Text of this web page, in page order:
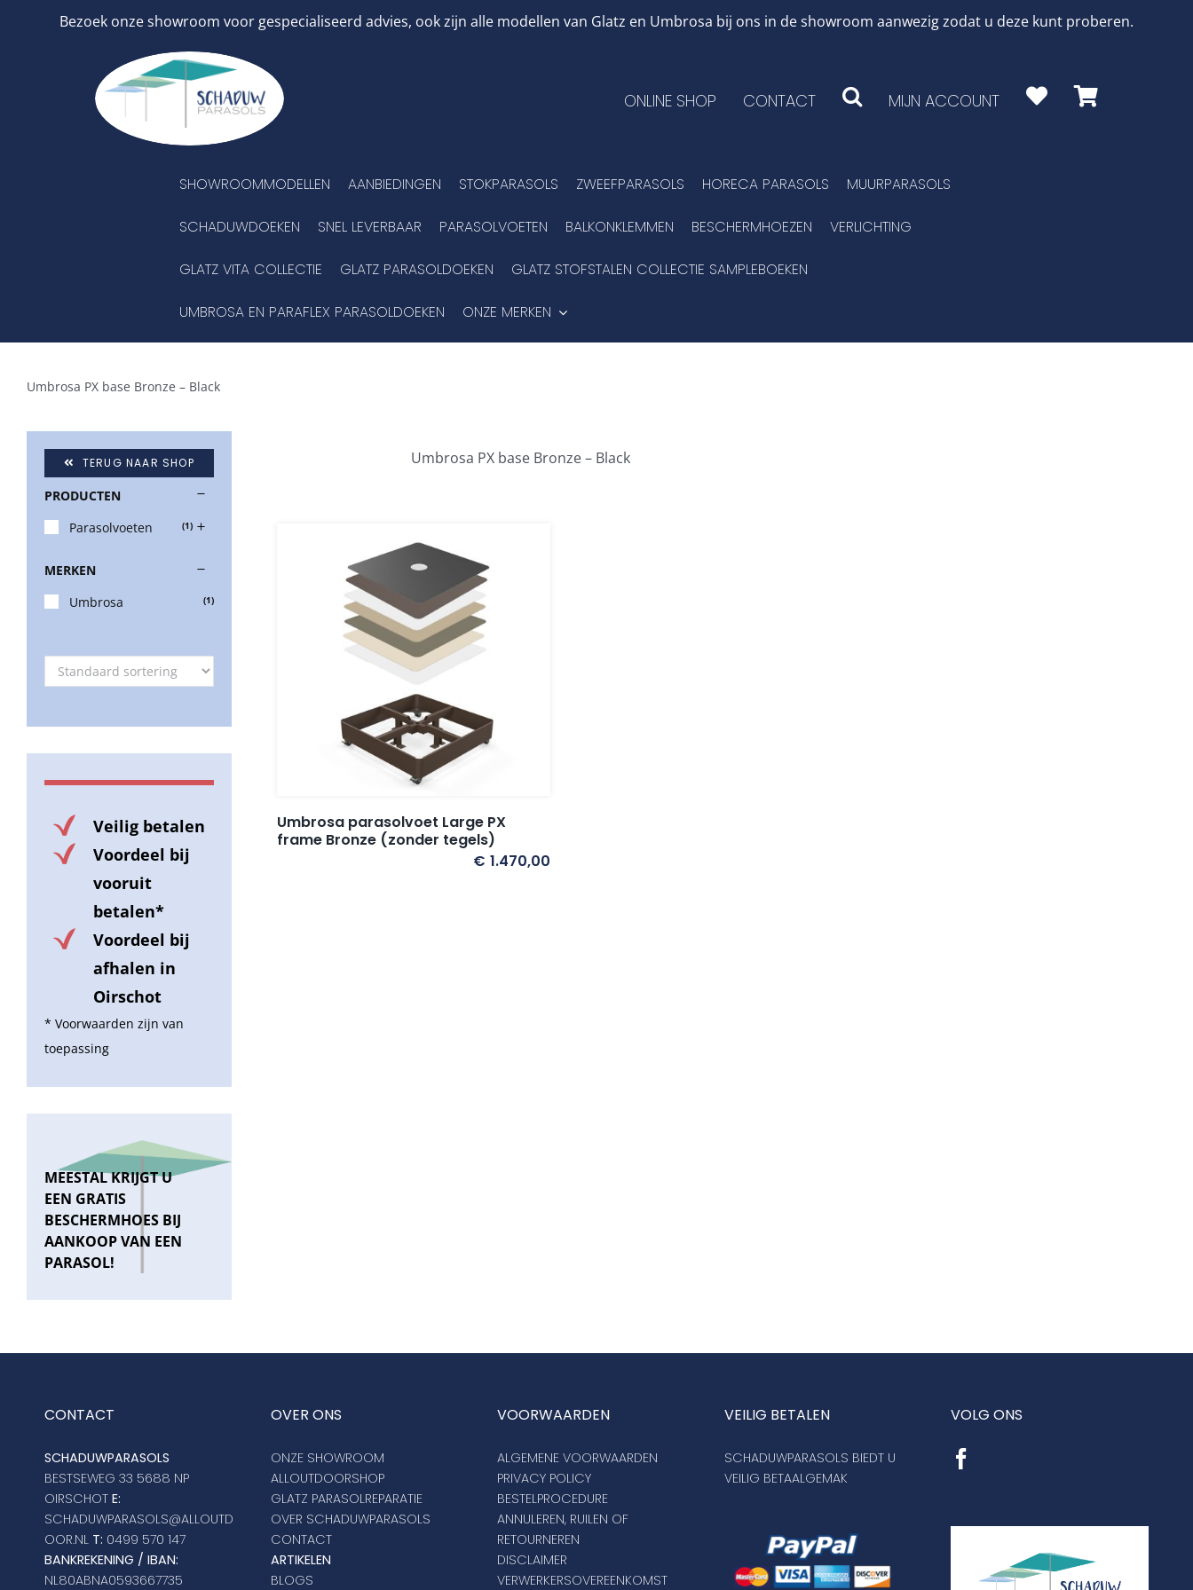
Bezoek onze showroom voor gespecialiseerd advies, ook zijn alle modellen van Glatz en Umbrosa bij ons in de showroom aanwezig zodat u deze kunt proberen.
ONLINE SHOP CONTACT MIJN ACCOUNT
SHOWROOMMODELLEN AANBIEDINGEN STOKPARASOLS ZWEEFPARASOLS HORECA PARASOLS MUURPARASOLS
SCHADUWDOEKEN SNEL LEVERBAAR PARASOLVOETEN BALKONKLEMMEN BESCHERMHOEZEN VERLICHTING
GLATZ VITA COLLECTIE GLATZ PARASOLDOEKEN GLATZ STOFSTALEN COLLECTIE SAMPLEBOEKEN
UMBROSA EN PARAFLEX PARASOLDOEKEN ONZE MERKEN
Umbrosa PX base Bronze – Black
Umbrosa PX base Bronze – Black
Umbrosa parasolvoet Large PX
frame Bronze (zonder tegels)
€ 1.470,00
TERUG NAAR SHOP
PRODUCTEN
Parasolvoeten
(1)
MERKEN
Umbrosa
(1)
Veilig betalen
Voordeel bij
vooruit
betalen*
Voordeel bij
afhalen in
Oirschot
* Voorwaarden zijn van
toepassing
MEESTAL KRIJGT U
EEN GRATIS
BESCHERMHOES BIJ
AANKOOP VAN EEN
PARASOL!
CONTACT
SCHADUWPARASOLS
BESTSEWEG 33 5688 NP
OIRSCHOT E:
SCHADUWPARASOLS@ALLOUTD
OOR.NL T: 0499 570 147
BANKREKENING / IBAN:
NL80ABNA0593667735
OVER ONS
ONZE SHOWROOM
ALLOUTDOORSHOP
GLATZ PARASOLREPARATIE
OVER SCHADUWPARASOLS
CONTACT
ARTIKELEN
BLOGS
VOORWAARDEN
ALGEMENE VOORWAARDEN
PRIVACY POLICY
BESTELPROCEDURE
ANNULEREN, RUILEN OF
RETOURNEREN
DISCLAIMER
VERWERKERSOVEREENKOMST
VEILIG BETALEN
SCHADUWPARASOLS BIEDT U
VEILIG BETAALGEMAK
VOLG ONS